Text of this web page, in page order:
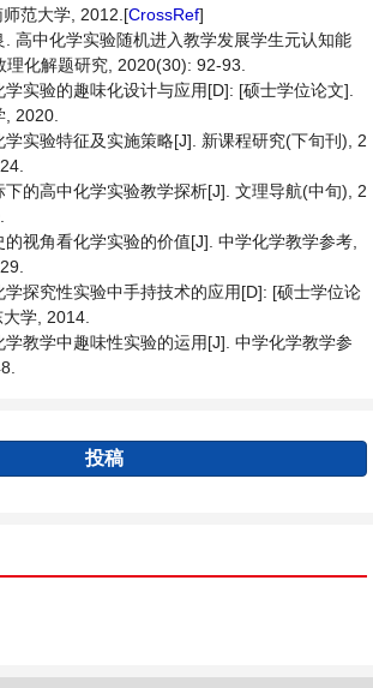
范大学, 2012.[CrossRef]
. 高中化学实验随机进入教学发展学生元认知能
理化解题研究, 2020(30): 92-93.
学实验的趣味化设计与应用[D]: [硕士学位论文].
2020.
学实验特征及实施策略[J]. 新课程研究(下旬刊), 2
下的高中化学实验教学探析[J]. 文理导航(中旬), 2
视角看化学实验的价值[J]. 中学化学教学参考,
学探究性实验中手持技术的应用[D]: [硕士学位论
学, 2014.
学教学中趣味性实验的运用[J]. 中学化学教学参
投稿